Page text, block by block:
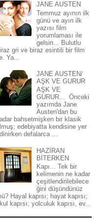
JANE AUSTEN
Temmuz ayının ilk
günü ve ayın ilk
yazısı film
yorumlaması ile
gelsin... Bulutlu
gri ve biraz esintili bir film
Ya...
JANE AUSTEN/
AŞK VE GURUR
AŞK VE
GURUR... Önceki
yazımda Jane
Austen'dan bu
bahsetmişken bir klasik
edebiyatta kendisine yer
defalarca ...
HAZİRAN
BİTERKEN
Kapı... Tek bir
kelimenin ne kadar
çeşitlendirilebilece
ğini düşündünüz
Hayal kapısı; hayat kapısı;
kapısı; yolculuk kapısı, ev...